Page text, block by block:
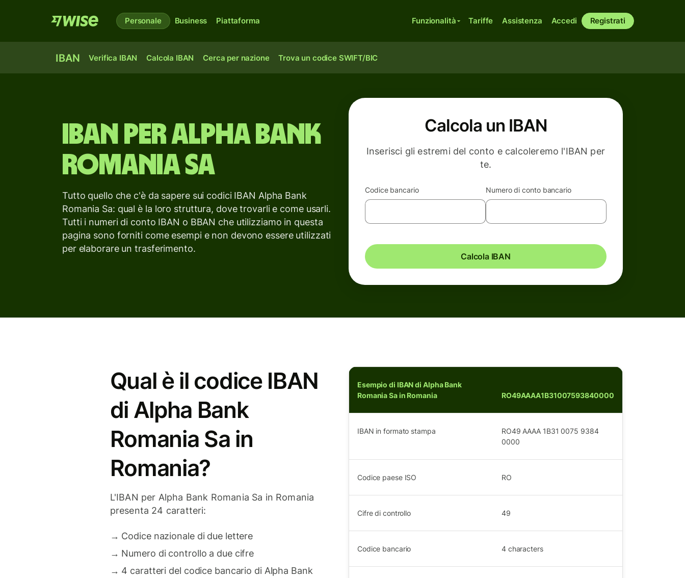
Personale Business Piattaforma Funzionalità Tariffe Assistenza Accedi Registrati
IBAN Verifica IBAN Calcola IBAN Cerca per nazione Trova un codice SWIFT/BIC
IBAN perAlpha Bank
Romania Sa
Tutto quello che c'è da sapere sui codici IBAN Alpha Bank
Romania Sa: qual è la loro struttura, dove trovarli e come usarli.
Tutti i numeri di conto IBAN o BBAN che utilizziamo in questa
pagina sono forniti come esempi e non devono essere utilizzati
per elaborare un trasferimento.
Calcola un IBAN
Inserisci gli estremi del conto e calcoleremo l'IBAN per
te.
Codice bancario Numero di conto bancario
Calcola IBAN
Qual è il codice IBAN
di Alpha Bank
Romania Sa in
Romania?
L'IBAN per Alpha Bank Romania Sa in Romania
presenta 24 caratteri:
→ Codice nazionale di due lettere
→ Numero di controllo a due cifre
→ 4 caratteri del codice bancario di Alpha Bank
Esempio di IBAN di Alpha Bank
Romania Sa in Romania
RO49AAAA1B31007593840000
IBAN in formato stampa
RO49 AAAA 1B31 0075 9384
0000
Codice paese ISO RO
Cifre di controllo 49
Codice bancario 4 characters